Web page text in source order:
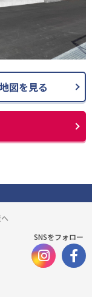
地図を見る
SNSをフォロー